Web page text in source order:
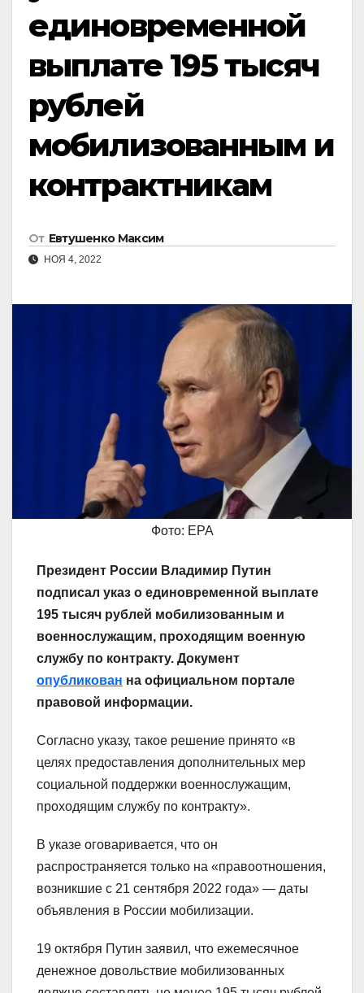
единовременной
выплате 195 тысяч
рублей
мобилизованным и
контрактникам
От Евтушенко Максим
НОЯ 4, 2022
Фото: EPA
Президент России Владимир Путин
подписал указ о единовременной выплате
195 тысяч рублей мобилизованным и
военнослужащим, проходящим военную
службу по контракту. Документ
опубликован на официальном портале
правовой информации.
Согласно указу, такое решение принято «в
целях предоставления дополнительных мер
социальной поддержки военнослужащим,
проходящим службу по контракту».
В указе оговаривается, что он
распространяется только на «правоотношения,
возникшие с 21 сентября 2022 года» — даты
объявления в России мобилизации.
19 октября Путин заявил, что ежемесячное
денежное довольствие мобилизованных